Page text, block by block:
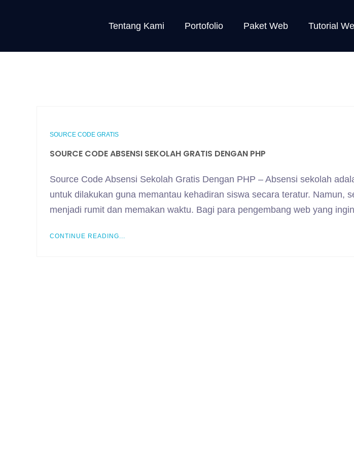
Tentang Kami Portofolio Paket Web Tutorial
SOURCE CODE GRATIS
SOURCE CODE ABSENSI SEKOLAH GRATIS DENGAN PHP
Source Code Absensi Sekolah Gratis Dengan PHP – Absensi sekolah
untuk dilakukan guna memantau kehadiran siswa secara teratur. Namun,
menjadi rumit dan memakan waktu. Bagi para pengembang web yang
CONTINUE READING...